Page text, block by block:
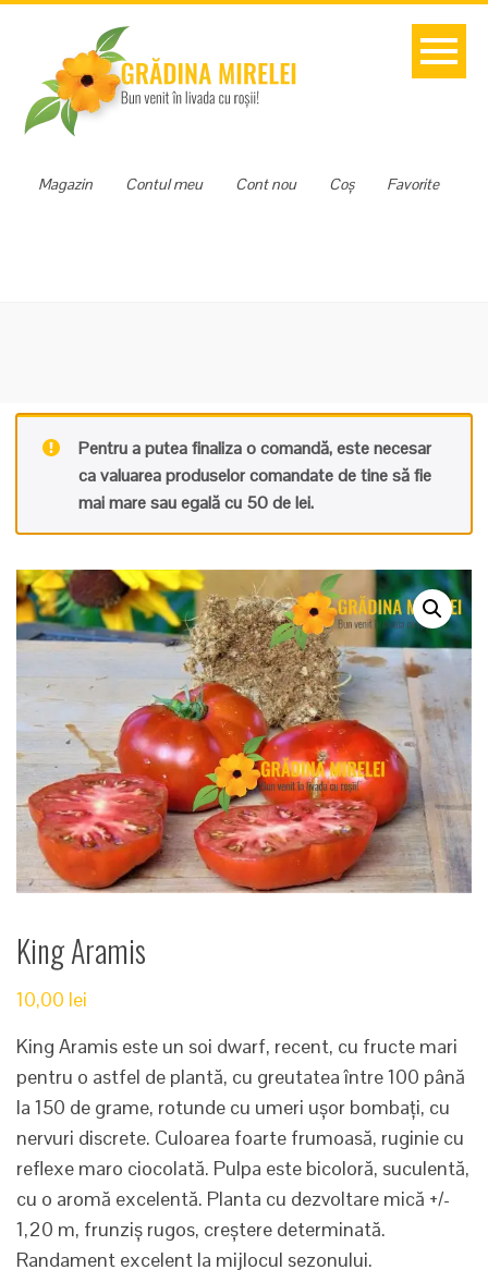
Favorite
Coș
Cont nou
Contul meu
Magazin
Pentru a putea finaliza o comandă, este necesar
ca valuarea produselor comandate de tine să fie
mai mare sau egală cu 50 de lei.
King Aramis
10,00 lei
King Aramis este un soi dwarf, recent, cu fructe mari
pentru o astfel de plantă, cu greutatea între 100 până
la 150 de grame, rotunde cu umeri ușor bombați, cu
nervuri discrete. Culoarea foarte frumoasă, ruginie cu
reflexe maro ciocolată. Pulpa este bicoloră, suculentă,
cu o aromă excelentă. Planta cu dezvoltare mică +/-
1,20 m, frunziș rugos, creștere determinată.
Randament excelent la mijlocul sezonului.